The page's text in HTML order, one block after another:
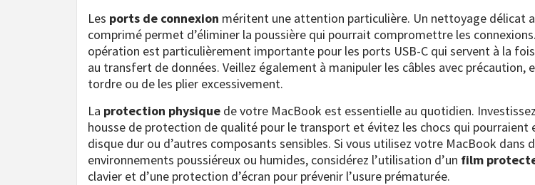
Les ports de connexion méritent une attention particulière. Un nettoyage délicat
comprimé permet d’éliminer la poussière qui pourrait compromettre les
opération est particulièrement importante pour les ports USB-C qui servent à la
au transfert de données. Veillez également à manipuler les câbles avec précaution,
tordre ou de les plier excessivement.
La protection physique de votre MacBook est essentielle au quotidien.
housse de protection de qualité pour le transport et évitez les chocs qui pourraient
disque dur ou d’autres composants sensibles. Si vous utilisez votre MacBook dans
environnements poussiéreux ou humides, considérez l’utilisation d’un film
clavier et d’une protection d’écran pour prévenir l’usure prématurée.